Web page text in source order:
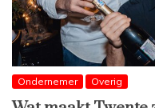
Ondernemer Overig